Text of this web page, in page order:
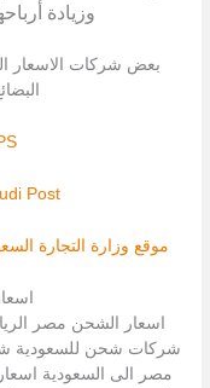
وزيادة
بعض شركات الاسعار
Post
موقع وزارة التجارة
اسعار الشحن مصر
شركات شحن للسعودية
مصر الى السعودية